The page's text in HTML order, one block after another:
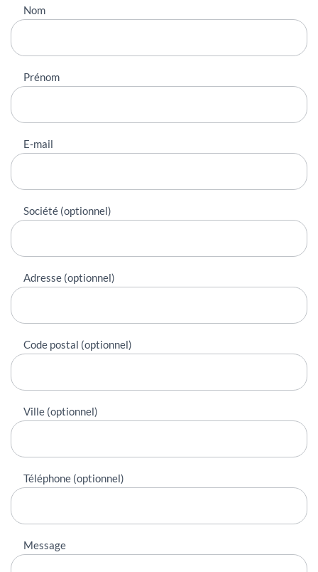
Nous
contacter
Nom
Prénom
E-mail
Société (optionnel)
Adresse (optionnel)
Code postal (optionnel)
Ville (optionnel)
Téléphone (optionnel)
Message